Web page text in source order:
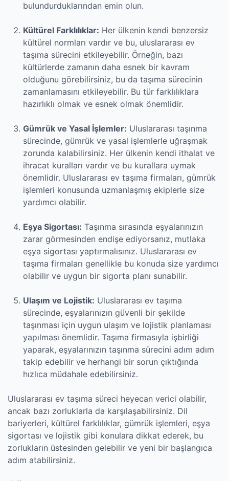
bulundurduklarından emin olun.
Kültürel Farklılıklar: Her ülkenin kendi benzersiz
kültürel normları vardır ve bu, uluslararası ev
taşıma sürecini etkileyebilir. Örneğin, bazı
kültürlerde zamanın daha esnek bir kavram
olduğunu görebilirsiniz, bu da taşıma sürecinin
zamanlamasını etkileyebilir. Bu tür farklılıklara
hazırlıklı olmak ve esnek olmak önemlidir.
Gümrük ve Yasal İşlemler: Uluslararası taşınma
sürecinde, gümrük ve yasal işlemlerle uğraşmak
zorunda kalabilirsiniz. Her ülkenin kendi ithalat ve
ihracat kuralları vardır ve bu kurallara uymak
önemlidir. Uluslararası ev taşıma firmaları, gümrük
işlemleri konusunda uzmanlaşmış ekiplerle size
yardımcı olabilir.
Eşya Sigortası: Taşınma sırasında eşyalarınızın
zarar görmesinden endişe ediyorsanız, mutlaka
eşya sigortası yaptırmalısınız. Uluslararası ev
taşıma firmaları genellikle bu konuda size yardımcı
olabilir ve uygun bir sigorta planı sunabilir.
Ulaşım ve Lojistik: Uluslararası ev taşıma
sürecinde, eşyalarınızın güvenli bir şekilde
taşınması için uygun ulaşım ve lojistik planlaması
yapılması önemlidir. Taşıma firmasıyla işbirliği
yaparak, eşyalarınızın taşınma sürecini adım adım
takip edebilir ve herhangi bir sorun çıktığında
hızlıca müdahale edebilirsiniz.
Uluslararası ev taşıma süreci heyecan verici olabilir,
ancak bazı zorluklarla da karşılaşabilirsiniz. Dil
bariyerleri, kültürel farklılıklar, gümrük işlemleri, eşya
sigortası ve lojistik gibi konulara dikkat ederek, bu
zorlukların üstesinden gelebilir ve yeni bir başlangıca
adım atabilirsiniz.